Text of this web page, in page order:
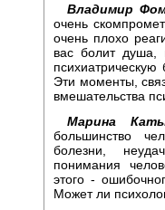
Владимир
очень
очень плохо
вас болит
Эти моменты,
вмешательства
Марина
большинство
болезни,
понимания
этого -
Может ли